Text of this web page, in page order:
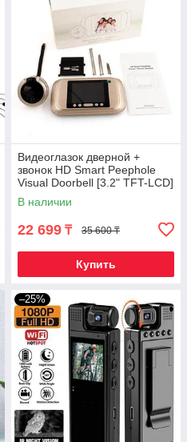
Видеоглазок дверной +
звонок HD Smart Peephole
Visual Doorbell [3.2" TFT-LCD]
В наличии
22 699 ₸ 35 600 ₸
Купить
–25%